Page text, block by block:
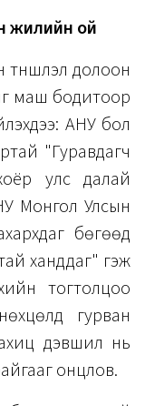
жилийн ой
долоон
маш бодитоор
АНУ бол
"Гуравдагч
улс далай
Монгол Улсын
бөгөөд
ханддаг" гэж
тогтолцоо
гурван
дэвшил нь
онцлов.